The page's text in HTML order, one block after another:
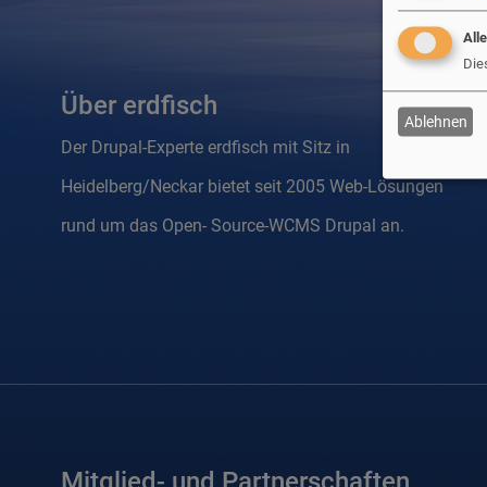
Über erdfisch
Der Drupal-Experte erdfisch mit Sitz in
Heidelberg/Neckar bietet seit 2005 Web-Lösungen
rund um das Open- Source-WCMS Drupal an.
Ablehnen